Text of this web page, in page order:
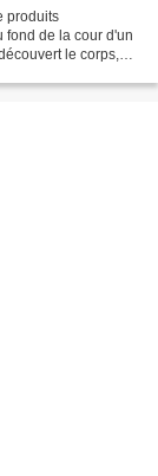
produits
fond de la cour d'un
le corps,